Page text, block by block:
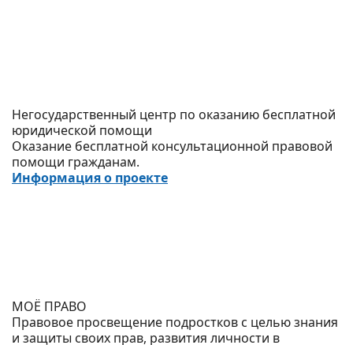
Негосударственный центр по оказанию бесплатной
юридической помощи
Оказание бесплатной консультационной правовой
помощи гражданам.
Информация о проекте
МОЁ ПРАВО
Правовое просвещение подростков с целью знания
и защиты своих прав, развития личности в